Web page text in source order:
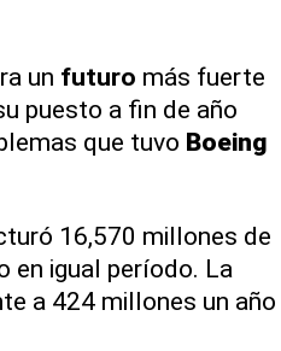
un futuro más fuerte
puesto a fin de año
que tuvo Boeing
16,570 millones de
en igual período. La
a 424 millones un año